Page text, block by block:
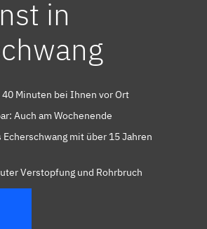
in
Minuten bei Ihnen vor Ort
Auch am Wochenende
Echerschwang mit über 15 Jahren
Verstopfung und Rohrbruch